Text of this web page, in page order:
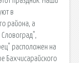
в
района, а
расположен на
Бахчисарайского